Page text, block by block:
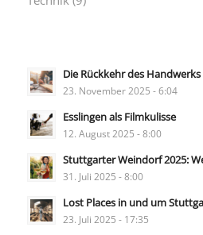
Die Rückkehr des
23. November 2025 - 6:04
Esslingen als Filmkulisse
12. August 2025 - 8:00
Stuttgarter Weindorf 2025:
31. Juli 2025 - 8:00
Lost Places in und um
23. Juli 2025 - 17:35